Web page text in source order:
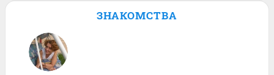
ЗНАКОМСТВА